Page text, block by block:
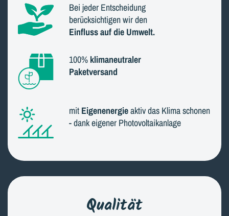
Bei jeder Entscheidung
berücksichtigen wir den
Einfluss auf die Umwelt.
100% klimaneutraler
Paketversand
mit Eigenenergieaktiv das Klima schonen
- dank eigener Photovoltaikanlage
Qualität